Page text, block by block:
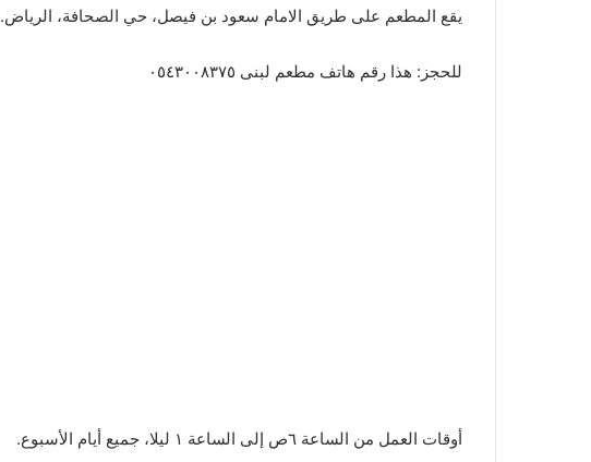
يقع المطعم على طريق الامام سعود بن فيصل، حي الصحافة، الرياض.
للحجز: هذا رقم هاتف مطعم لبنى ٠٥٤٣٠٠٨٣٧٥
أوقات العمل من الساعة ٦ص إلى الساعة ١ ليلا، جميع أيام الأسبوع.